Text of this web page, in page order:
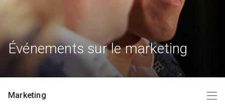
Événements sur le marketing
Marketing